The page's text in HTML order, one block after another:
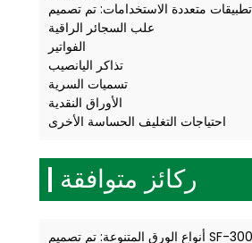
علب السجائر الراقية
الفواتير
تذاكر اليانصيب
تسميات السرية
الأوراق النقدية
احتياجات التغليف الحساسة الأخرى
ركائز متوافقة